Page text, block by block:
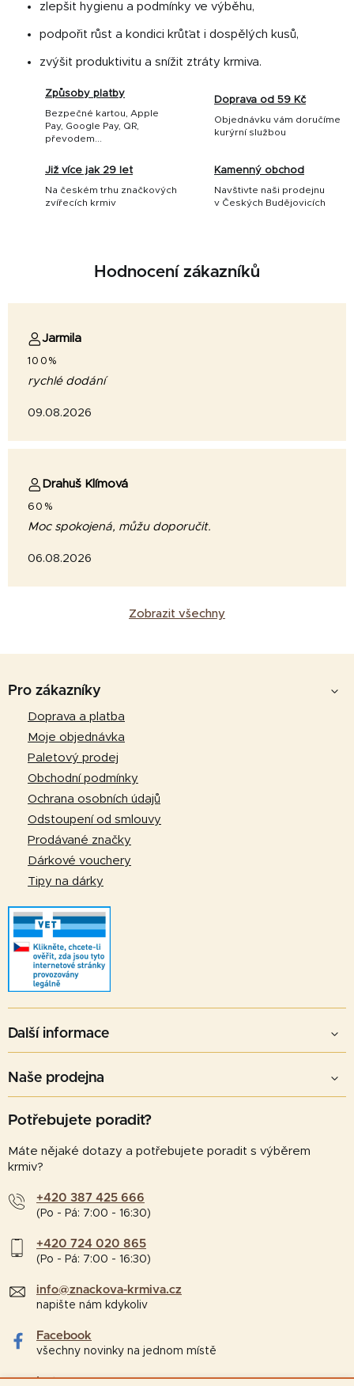
zlepšit hygienu a podmínky ve výběhu,
podpořit růst a kondici krůťat i dospělých kusů,
zvýšit produktivitu a snížit ztráty krmiva.
Způsoby platby
Bezpečné kartou, Apple
Pay, Google Pay, QR,
převodem...
Doprava od 59 Kč
Objednávku vám doručíme
kurýrní službou
Již více jak 29 let
Na českém trhu značkových
zvířecích krmiv
Kamenný obchod
Navštivte naši prodejnu
v Českých Budějovicích
Hodnocení zákazníků
Jarmila
100%
rychlé dodání
09.08.2026
Drahuš Klímová
60%
Moc spokojená, můžu doporučit.
06.08.2026
Zobrazit všechny
Pro zákazníky
Doprava a platba
Moje objednávka
Paletový prodej
Obchodní podmínky
Ochrana osobních údajů
Odstoupení od smlouvy
Prodávané značky
Dárkové vouchery
Tipy na dárky
Další informace
Naše prodejna
Potřebujete poradit?
Máte nějaké dotazy a potřebujete poradit s výběrem
krmiv?
+420 387 425 666
(Po - Pá: 7:00 - 16:30)
+420 724 020 865
(Po - Pá: 7:00 - 16:30)
info@znackova-krmiva.cz
napište nám kdykoliv
Facebook
všechny novinky na jednom místě
Instagram